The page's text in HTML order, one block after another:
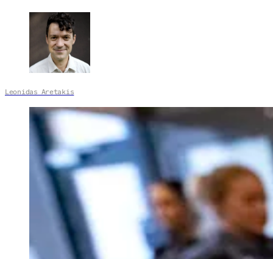
Leonidas Aretakis